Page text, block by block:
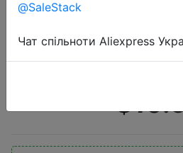
управление
MOLNIA
@SaleStack
Чат спільноти Aliexpress